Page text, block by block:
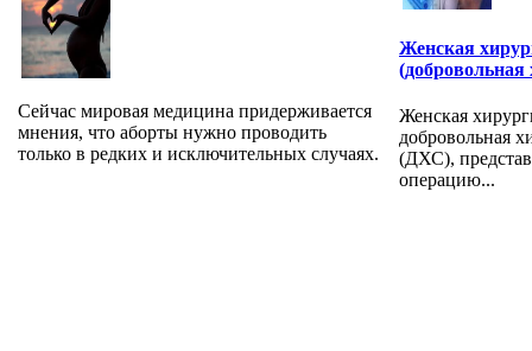
Сейчас мировая медицина придерживается
мнения, что аборты нужно проводить
только в редких и исключительных случаях.
Женская
(добровольная
Женская
добровольная
(ДХС),
операцию...